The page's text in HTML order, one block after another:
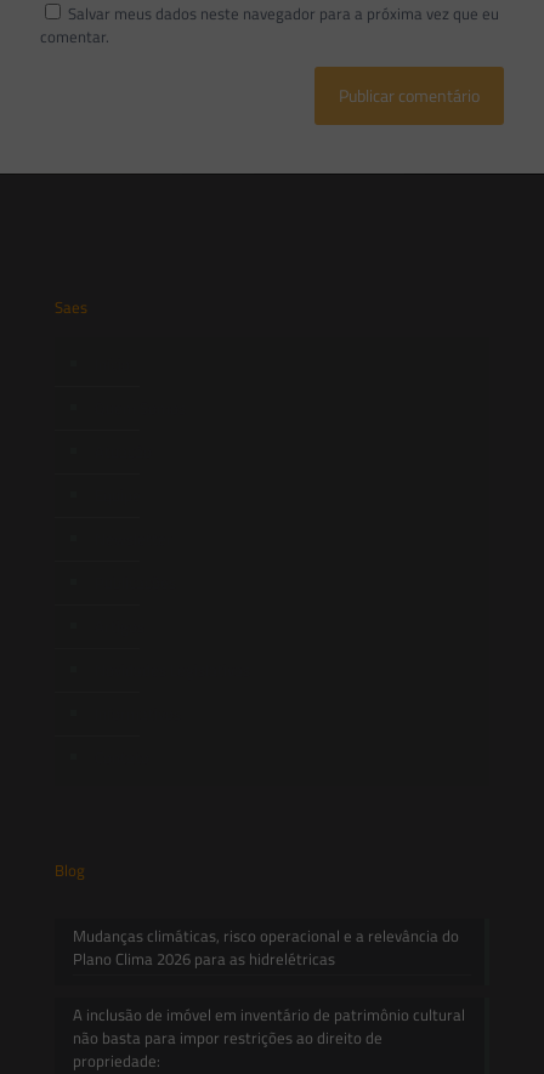
Salvar meus dados neste navegador para a próxima vez que eu
comentar.
Saes
Blog
Mudanças climáticas, risco operacional e a relevância do
Plano Clima 2026 para as hidrelétricas
A inclusão de imóvel em inventário de patrimônio cultural
não basta para impor restrições ao direito de
propriedade: